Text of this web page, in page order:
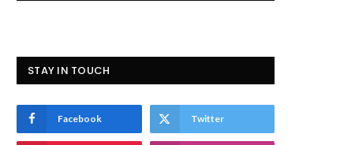
STAY IN TOUCH
Facebook Twitter